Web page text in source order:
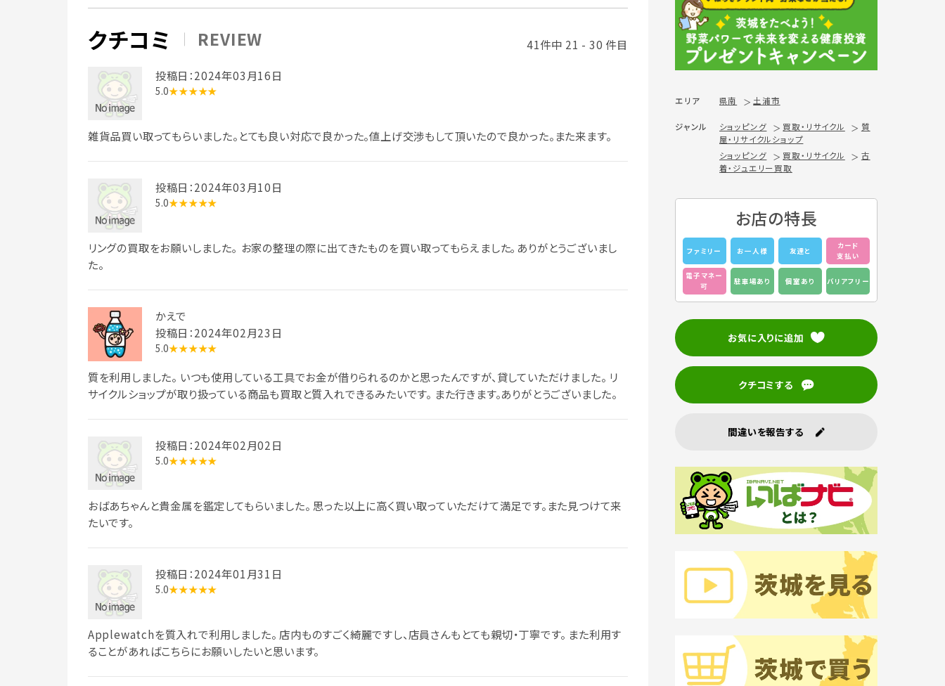
クチコミ REVIEW
41件中 21 - 30 件目
投稿日：2024年03月16日
5.0★★★★★
雑貨品買い取ってもらいました。とても良い対応で良かった。値上げ交渉もして頂いたので良かった。また来ます。
投稿日：2024年03月10日
5.0★★★★★
リングの買取をお願いしました｡ お家の整理の際に出てきたものを買い取ってもらえました｡ありがとうございまし
た。
かえで
投稿日：2024年02月23日
5.0★★★★★
質を利用しました。 いつも使用している工具でお金が借りられるのかと思ったんですが、貸していただけました。 リ
サイクルショップが取り扱っている商品も買取と質入れできるみたいです。 また行きます。ありがとうございました。
投稿日：2024年02月02日
5.0★★★★★
おばあちゃんと貴金属を鑑定してもらいました。 思った以上に高く買い取っていただけて満足です。また見つけて来
たいです。
投稿日：2024年01月31日
5.0★★★★★
Applewatchを質入れで利用しました。 店内ものすごく綺麗ですし、店員さんもとても親切・丁寧です。 また利用す
ることがあればこちらにお願いしたいと思います。
エリア 県南 土浦市
ジャンル ショッピング 買取・リサイクル
質
屋・リサイクルショップ
ショッピング
買取・リサイクル
古
着・ジュエリー買取
お店の特長
ファミリー お一人様 友達と
カード
支払い
電子マネー
可
駐車場あり 個室あり バリアフリー
お気に入りに追加
クチコミする
間違いを報告する